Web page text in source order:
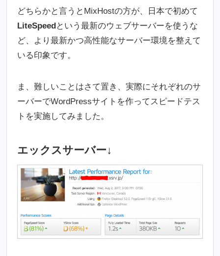
どちらかと言うとMixHostの方が、日本で初めて
LiteSpeed という最新のウェブサーバーを使うな
ど、より最新かつ高性能なサーバー環境を整えて
いる印象です。
ま、難しいことはさて置き、実際にそれぞれのサ
ーバーでWordPressサイトを作ってスピードテス
トを実施してみました。
エックスサーバー↓